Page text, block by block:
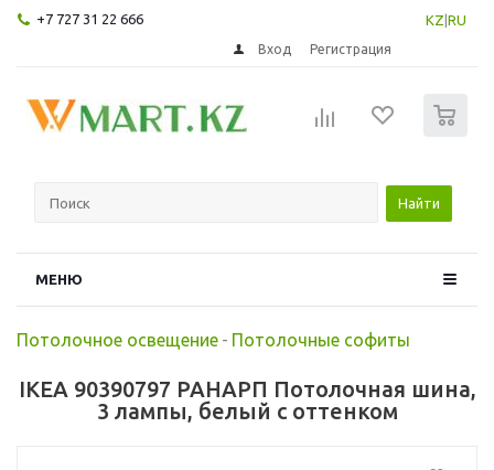
+7 727 31 22 666 KZ RU
Вход Регистрация
Найти
МЕНЮ
Потолочное освещение - Потолочные софиты
IKEA 90390797 РАНАРП Потолочная шина,
3 лампы, белый с оттенком